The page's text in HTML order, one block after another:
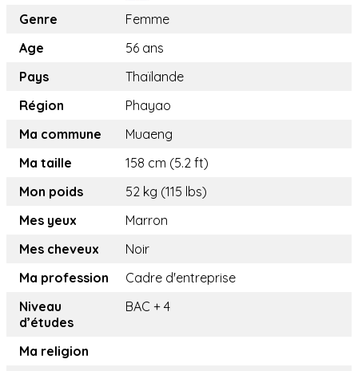
Genre
Femme
Age
56 ans
Pays
Thaïlande
Région
Phayao
Ma commune
Muaeng
Ma taille
158 cm (5.2 ft)
Mon poids
52 kg (115 lbs)
Mes yeux
Marron
Mes cheveux
Noir
Ma profession
Cadre d'entreprise
Niveau
d’études
BAC + 4
Ma religion